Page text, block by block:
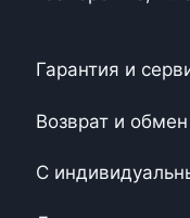
Гарантия и
Возврат и обмен
С